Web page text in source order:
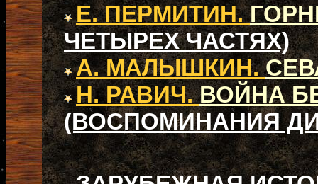
Е. ПЕРМИТИН.
ЧЕТЫРЕХ ЧАСТЯХ)
А. МАЛЫШКИН.
Н. РАВИЧ.ВОЙНА
(ВОСПОМИНАНИЯ